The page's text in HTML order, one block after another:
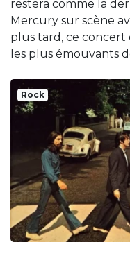
restera comme la
Mercury sur scène
plus tard, ce
les plus émouvants
Rock